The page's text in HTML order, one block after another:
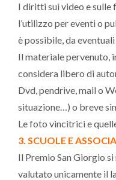
I diritti sui video e sulle
l’utilizzo per eventi o
è possibile, da
Il materiale pervenuto,
considera libero di
Dvd, pendrive, mail o
situazione…) o breve
Le foto vincitrici e
3. SCUOLE E
Il Premio San Giorgio
valutato unicamente il